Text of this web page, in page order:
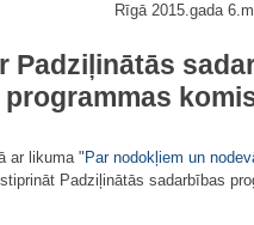
Rīgā 2015.gada
Padziļinātās
programmas
ar likuma " Par nodokļiem un
Padziļinātās sadarbības